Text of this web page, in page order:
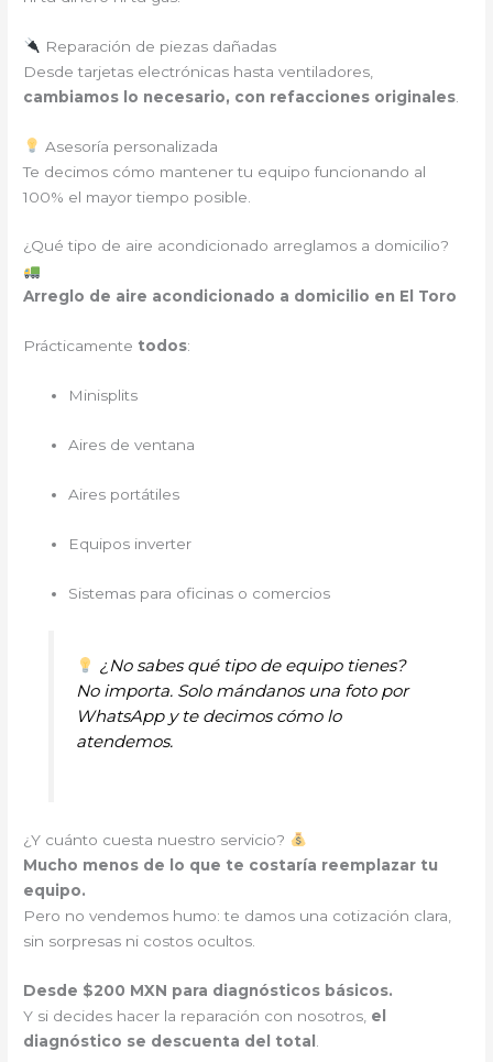
Reparación de piezas dañadas
Desde tarjetas electrónicas hasta ventiladores,
cambiamos lo necesario, con refacciones originales
Asesoría personalizada
Te decimos cómo mantener tu equipo funcionando al
100% el mayor tiempo posible.
¿Qué tipo de aire acondicionado arreglamos a domicilio?
Arreglo de aire acondicionado a domicilio en El Toro
Prácticamente todos:
Minisplits
Aires de ventana
Aires portátiles
Equipos inverter
Sistemas para oficinas o comercios
¿No sabes qué tipo de equipo tienes?
No importa. Solo mándanos una foto por
WhatsApp y te decimos cómo lo
atendemos.
¿Y cuánto cuesta nuestro servicio?
Mucho menos de lo que te costaría reemplazar tu
equipo.
Pero no vendemos humo: te damos una cotización clara,
sin sorpresas ni costos ocultos.
Desde $200 MXN para diagnósticos básicos.
Y si decides hacer la reparación con nosotros, el
diagnóstico se descuenta del total